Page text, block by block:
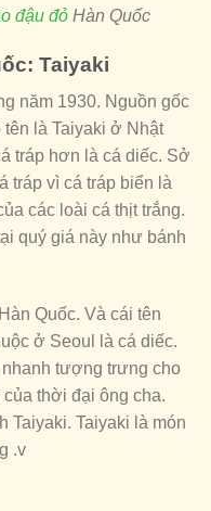
đậu đỏ Hàn Quốc
Taiyaki
năm 1930. Nguồn gốc
là Taiyaki ở Nhật
tráp hơn là cá diếc. Sở
tráp vì cá tráp biển là
các loài cá thịt trắng.
quý giá này như bánh
Quốc. Và cái tên
ở Seoul là cá diếc.
tượng trưng cho
thời đại ông cha.
Taiyaki. Taiyaki là món
.v